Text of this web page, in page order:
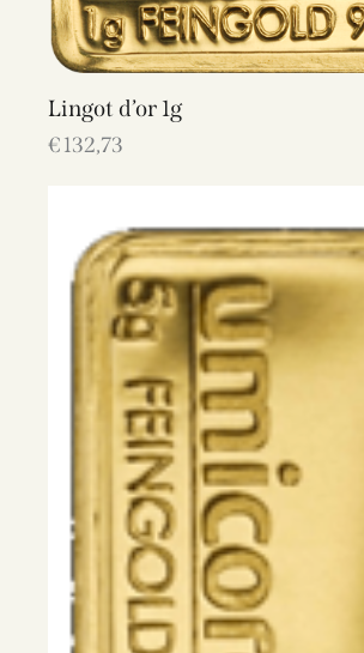
Lingot d’or 1g
€132,73